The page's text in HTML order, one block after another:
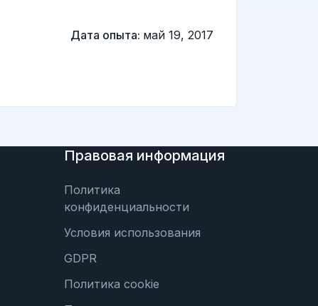
Дата опыта: май 19, 2017
Правовая информация
Политика
конфиденциальности
Условия использования
GDPR
Политика cookie